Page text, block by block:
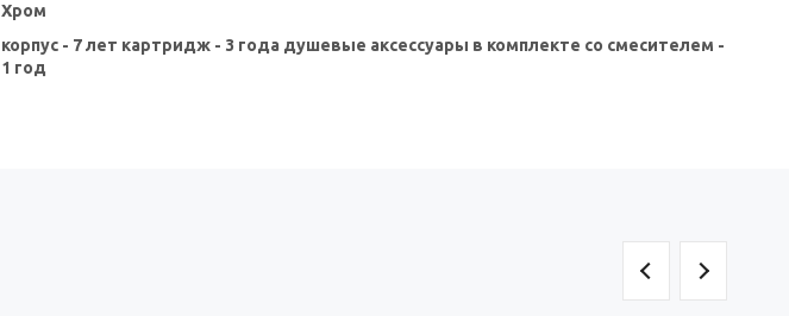
Хром
корпус - 7 лет картридж - 3 года душевые аксессуары в комплекте со смесителем -
1 год